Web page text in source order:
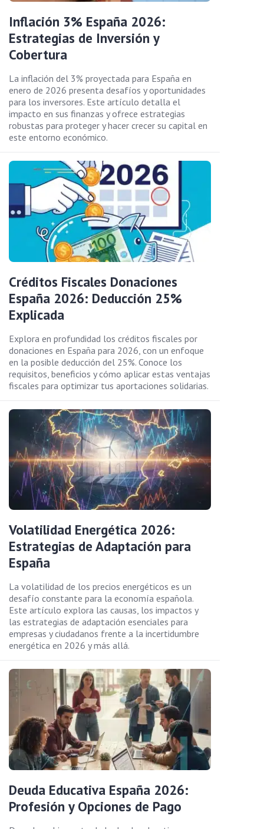
Inflación 3% España 2026:
Estrategias de Inversión y
Cobertura
La inflación del 3% proyectada para España en
enero de 2026 presenta desafíos y oportunidades
para los inversores. Este artículo detalla el
impacto en sus finanzas y ofrece estrategias
robustas para proteger y hacer crecer su capital en
este entorno económico.
Créditos Fiscales Donaciones
España 2026: Deducción 25%
Explicada
Explora en profundidad los créditos fiscales por
donaciones en España para 2026, con un enfoque
en la posible deducción del 25%. Conoce los
requisitos, beneficios y cómo aplicar estas ventajas
fiscales para optimizar tus aportaciones solidarias.
Volatilidad Energética 2026:
Estrategias de Adaptación para
España
La volatilidad de los precios energéticos es un
desafío constante para la economía española.
Este artículo explora las causas, los impactos y
las estrategias de adaptación esenciales para
empresas y ciudadanos frente a la incertidumbre
energética en 2026 y más allá.
Deuda Educativa España 2026:
Profesión y Opciones de Pago